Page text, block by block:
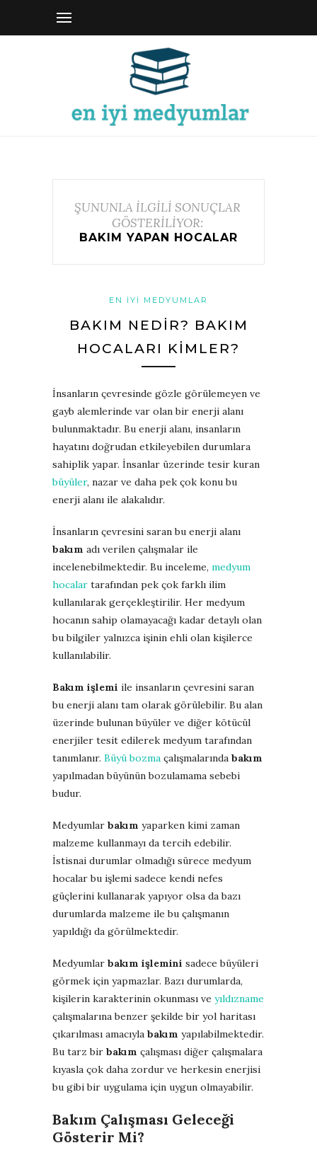
ŞUNUNLA İLGİLİ SONUÇLAR
GÖSTERİLİYOR:
BAKIM YAPAN HOCALAR
EN İYI MEDYUMLAR
BAKIM NEDIR? BAKIM
HOCALARI KIMLER?
İnsanların çevresinde gözle görülemeyen ve
gayb alemlerinde var olan bir enerji alanı
bulunmaktadır. Bu enerji alanı, insanların
hayatını doğrudan etkileyebilen durumlara
sahiplik yapar. İnsanlar üzerinde tesir kuran
büyüler, nazar ve daha pek çok konu bu
enerji alanı ile alakalıdır.
İnsanların çevresini saran bu enerji alanı
bakım adı verilen çalışmalar ile
incelenebilmektedir. Bu inceleme, medyum
hocalar tarafından pek çok farklı ilim
kullanılarak gerçekleştirilir. Her medyum
hocanın sahip olamayacağı kadar detaylı olan
bu bilgiler yalnızca işinin ehli olan kişilerce
kullanılabilir.
Bakım işlemi ile insanların çevresini saran
bu enerji alanı tam olarak görülebilir. Bu alan
üzerinde bulunan büyüler ve diğer kötücül
enerjiler tesit edilerek medyum tarafından
tanımlanır. Büyü bozma çalışmalarında bakım
yapılmadan büyünün bozulamama sebebi
budur.
Medyumlar bakım yaparken kimi zaman
malzeme kullanmayı da tercih edebilir.
İstisnai durumlar olmadığı sürece medyum
hocalar bu işlemi sadece kendi nefes
güçlerini kullanarak yapıyor olsa da bazı
durumlarda malzeme ile bu çalışmanın
yapıldığı da görülmektedir.
Medyumlar bakım işlemini sadece büyüleri
görmek için yapmazlar. Bazı durumlarda,
kişilerin karakterinin okunması ve yıldızname
çalışmalarına benzer şekilde bir yol haritası
çıkarılması amacıyla bakım yapılabilmektedir.
Bu tarz bir bakım çalışması diğer çalışmalara
kıyasla çok daha zordur ve herkesin enerjisi
bu gibi bir uygulama için uygun olmayabilir.
Bakım Çalışması Geleceği
Gösterir Mi?